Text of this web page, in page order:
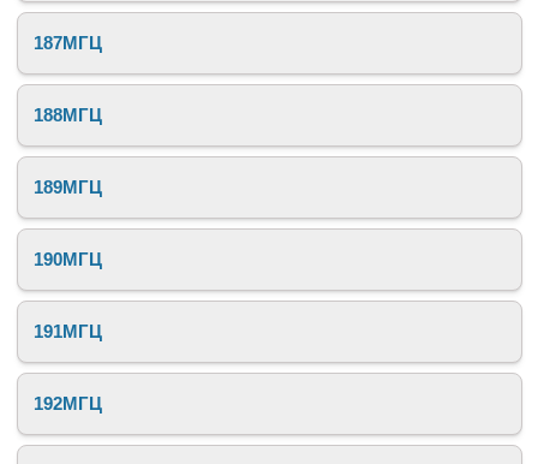
187МГЦ
188МГЦ
189МГЦ
190МГЦ
191МГЦ
192МГЦ